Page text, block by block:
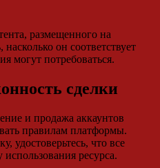
размещенного на
он соответствует
могут потребоваться.
сделки
и продажа аккаунтов
правилам платформы.
удостоверьтесь, что все
ресурса.